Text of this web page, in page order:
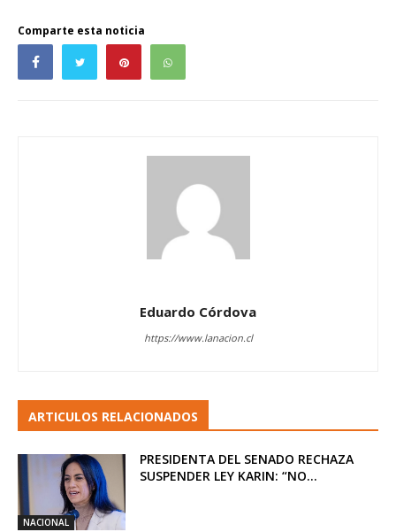
Comparte esta noticia
Eduardo Córdova
https://www.lanacion.cl
ARTICULOS RELACIONADOS
NACIONAL
PRESIDENTA DEL SENADO RECHAZA
SUSPENDER LEY KARIN: “NO...